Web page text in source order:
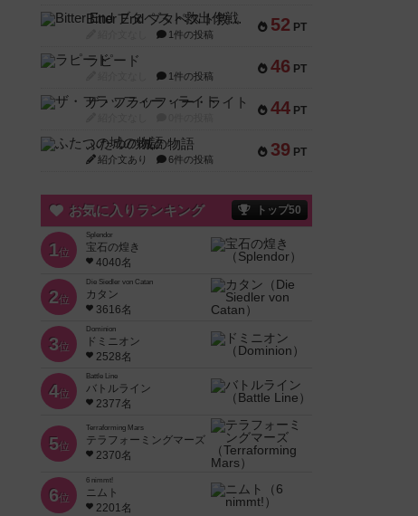
52 PT
Bitter End ブタペスト救出作戦
1件の投稿
46 PT
ラピード
1件の投稿
44 PT
ザ・フラッフィー・ライト
39 PT
ふたつの城の物語
紹介文あり 6件の投稿
お気に入りランキング トップ50
1位
Splendor
宝石の煌き
4040名
2位
Die Siedler von Catan
カタン
3616名
3位
Dominion
ドミニオン
2528名
4位
Battle Line
バトルライン
2377名
5位
Terraforming Mars
テラフォーミングマーズ
2370名
6位
6 nimmt!
ニムト
2201名